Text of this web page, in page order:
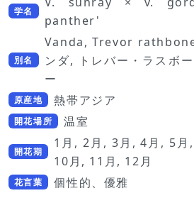
学名
panther'
別名
Vanda, Trevor
ンダ, トレバー・ラスボ
ー
原産地 熱帯アジア
開花場所 温室
開花期
1月, 2月, 3月, 4月, 5
10月, 11月, 12月
花言葉 個性的、優雅